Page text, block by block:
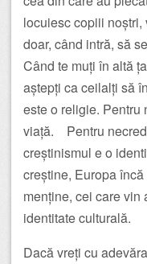
locuiesc copiii
doar, când intră, să
Când te muți în altă
aștepți ca ceilalți să
este o religie. Pentru
viață. Pentru
creștinismul e o
creștine, Europa
menține, cei care vin
identitate culturală.
Dacă vreți cu